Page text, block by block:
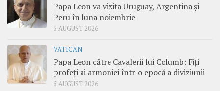
Papa Leon va vizita Uruguay, Argentina și
Peru în luna noiembrie
5 AUGUST 2026
VATICAN
Papa Leon către Cavalerii lui Columb: Fiți
profeți ai armoniei într-o epocă a diviziunii
5 AUGUST 2026